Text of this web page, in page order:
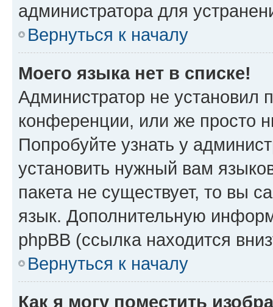
администратора для
Вернуться к началу
Моего языка нет в списке!
Администратор не установил
конференции, или же просто
Попробуйте узнать у
установить нужный вам
пакета не существует, то вы
язык. Дополнительную
phpBB (ссылка находится
Вернуться к началу
Как я могу поместить